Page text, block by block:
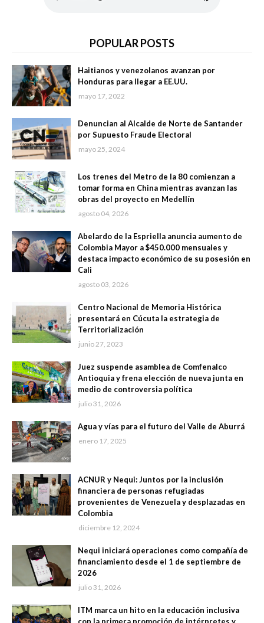
POPULAR POSTS
Haitianos y venezolanos avanzan por
Honduras para llegar a EE.UU.
mayo 17, 2022
Denuncian al Alcalde de Norte de Santander
por Supuesto Fraude Electoral
mayo 25, 2024
Los trenes del Metro de la 80 comienzan a
tomar forma en China mientras avanzan las
obras del proyecto en Medellín
agosto 04, 2026
Abelardo de la Espriella anuncia aumento de
Colombia Mayor a $450.000 mensuales y
destaca impacto económico de su posesión en
Cali
agosto 03, 2026
Centro Nacional de Memoria Histórica
presentará en Cúcuta la estrategia de
Territorialización
junio 27, 2023
Juez suspende asamblea de Comfenalco
Antioquia y frena elección de nueva junta en
medio de controversia política
julio 31, 2026
Agua y vías para el futuro del Valle de Aburrá
enero 17, 2025
ACNUR y Nequi: Juntos por la inclusión
financiera de personas refugiadas
provenientes de Venezuela y desplazadas en
Colombia
diciembre 12, 2024
Nequi iniciará operaciones como compañía de
financiamiento desde el 1 de septiembre de
2026
julio 31, 2026
ITM marca un hito en la educación inclusiva